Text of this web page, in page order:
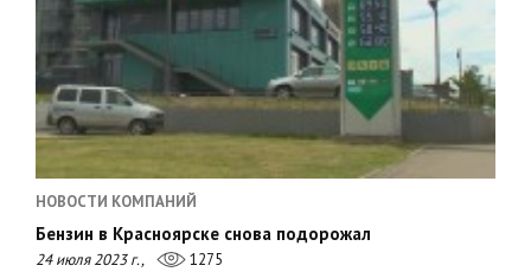
НОВОСТИ КОМПАНИЙ
Бензин в Красноярске снова подорожал
24 июля 2023 г., 1275